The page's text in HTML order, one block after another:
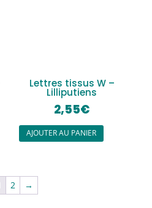
Lettres tissus W –
Lilliputiens
2,55€
AJOUTER AU PANIER
2 →